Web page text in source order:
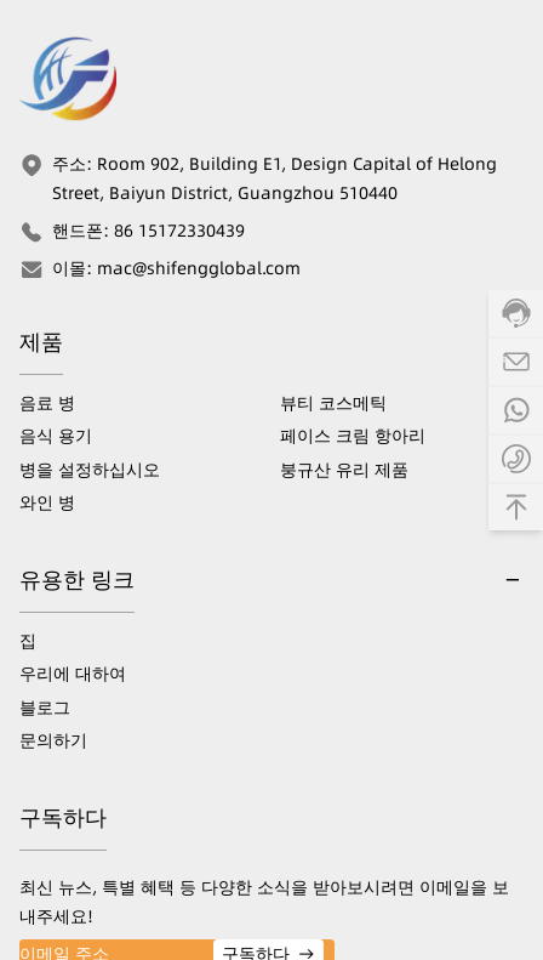
주소: Room 902, Building E1, Design Capital of Helong
Street, Baiyun District, Guangzhou 510440
핸드폰: 86 15172330439
이몰: mac@shifengglobal.com
제품
음료 병
음식 용기
병을 설정하십시오
와인 병
뷰티 코스메틱
페이스 크림 항아리
붕규산 유리 제품
유용한 링크
집
우리에 대하여
블로그
문의하기
구독하다
최신 뉴스, 특별 혜택 등 다양한 소식을 받아보시려면 이메일을 보
내주세요!
구독하다 →